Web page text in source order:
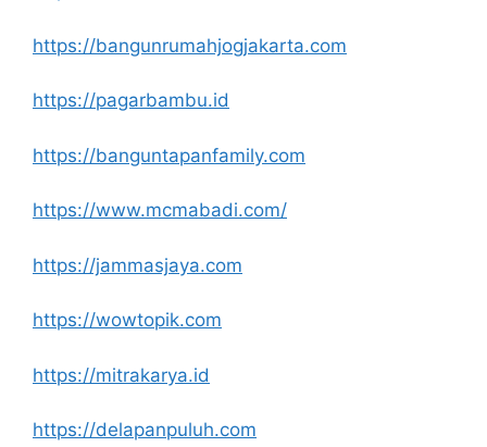
https://bangunrumahjogjakarta.com
https://pagarbambu.id
https://banguntapanfamily.com
https://www.mcmabadi.com/
https://jammasjaya.com
https://wowtopik.com
https://mitrakarya.id
https://delapanpuluh.com